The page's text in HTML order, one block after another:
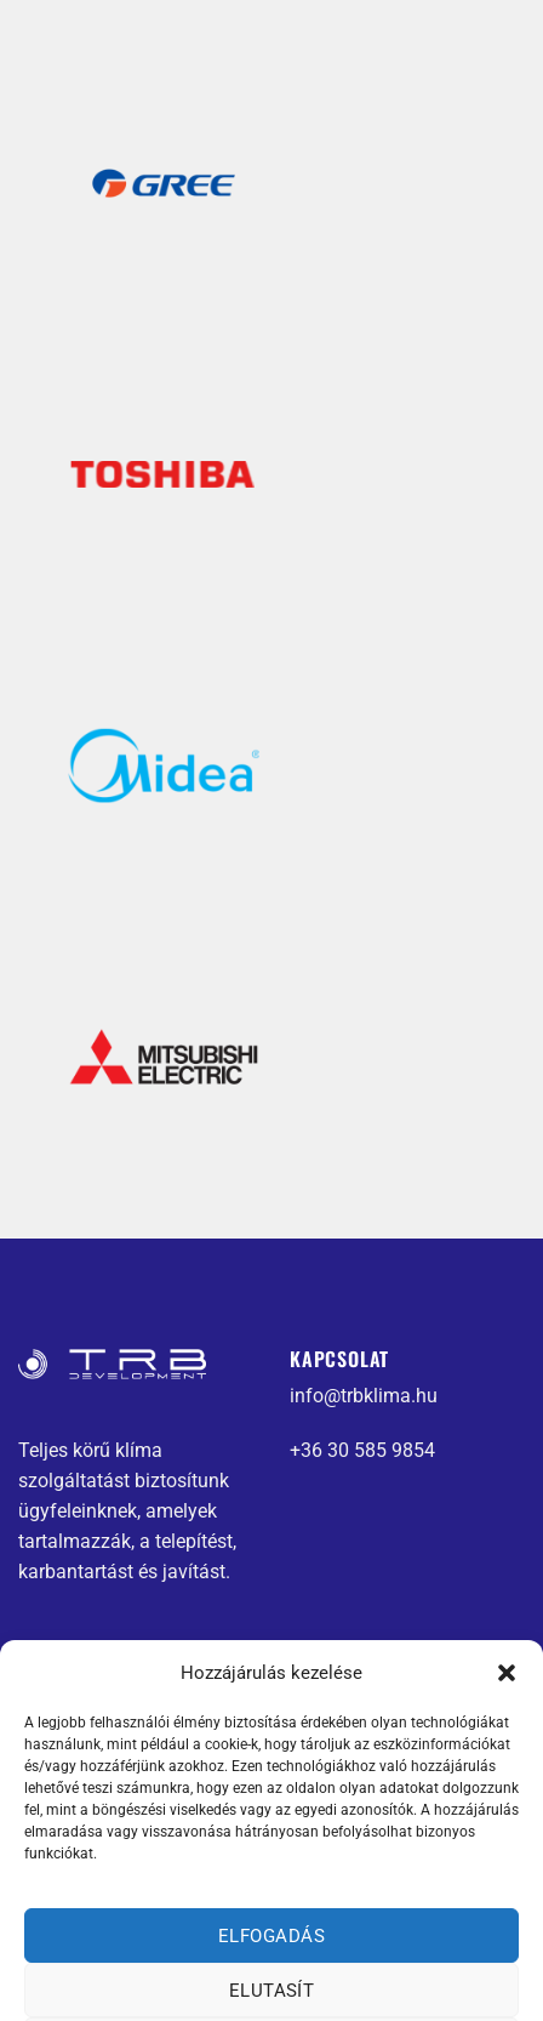
Hozzájárulás kezelése
A legjobb felhasználói élmény biztosítása érdekében olyan technológiákat
használunk, mint például a cookie-k, hogy tároljuk az eszközinformációkat
és/vagy hozzáférjünk azokhoz. Ezen technológiákhoz való hozzájárulás
lehetővé teszi számunkra, hogy ezen az oldalon olyan adatokat dolgozzunk
fel, mint a böngészési viselkedés vagy az egyedi azonosítók. A hozzájárulás
elmaradása vagy visszavonása hátrányosan befolyásolhat bizonyos
funkciókat.
ELFOGADÁS
ELUTASÍT
Teljes körű klíma
szolgáltatást biztosítunk
ügyfeleinknek, amelyek
tartalmazzák, a telepítést,
karbantartást és javítást.
KAPCSOLAT
info@trbklima.hu
+36 30 585 9854
Kapcsolat
Gyakori kérdések
Jogi nyilatkozatok